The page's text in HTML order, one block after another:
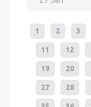
1 2 3
11 12
19 20
27 28